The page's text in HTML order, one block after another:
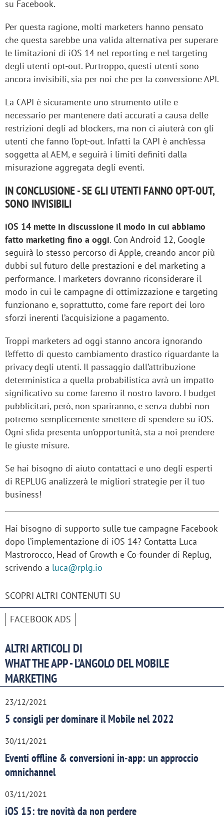
su Facebook.
Per questa ragione, molti marketers hanno pensato
che questa sarebbe una valida alternativa per superare
le limitazioni di iOS 14 nel reporting e nel targeting
degli utenti opt-out. Purtroppo, questi utenti sono
ancora invisibili, sia per noi che per la conversione API.
La CAPI è sicuramente uno strumento utile e
necessario per mantenere dati accurati a causa delle
restrizioni degli ad blockers, ma non ci aiuterà con gli
utenti che fanno l’opt-out. Infatti la CAPI è anch’essa
soggetta al AEM, e seguirà i limiti definiti dalla
misurazione aggregata degli eventi.
IN CONCLUSIONE - SE GLI UTENTI FANNO OPT-OUT,
SONO INVISIBILI
iOS 14 mette in discussione il modo in cui abbiamo
fatto marketing fino a oggi. Con Android 12, Google
seguirà lo stesso percorso di Apple, creando ancor più
dubbi sul futuro delle prestazioni e del marketing a
performance. I marketers dovranno riconsiderare il
modo in cui le campagne di ottimizzazione e targeting
funzionano e, soprattutto, come fare report dei loro
sforzi inerenti l’acquisizione a pagamento.
Troppi marketers ad oggi stanno ancora ignorando
l’effetto di questo cambiamento drastico riguardante la
privacy degli utenti. Il passaggio dall’attribuzione
deterministica a quella probabilistica avrà un impatto
significativo su come faremo il nostro lavoro. I budget
pubblicitari, però, non spariranno, e senza dubbi non
potremo semplicemente smettere di spendere su iOS.
Ogni sfida presenta un’opportunità, sta a noi prendere
le giuste misure.
Se hai bisogno di aiuto contattaci e uno degli esperti
di REPLUG analizzerà le migliori strategie per il tuo
business!
Hai bisogno di supporto sulle tue campagne Facebook
dopo l’implementazione di iOS 14? Contatta Luca
Mastrorocco, Head of Growth e Co-founder di Replug,
scrivendo a luca@rplg.io
SCOPRI ALTRI CONTENUTI SU
FACEBOOK ADS
ALTRI ARTICOLI DI
WHAT THE APP - L’ANGOLO DEL MOBILE
MARKETING
23/12/2021
5 consigli per dominare il Mobile nel 2022
30/11/2021
Eventi offline & conversioni in-app: un approccio
omnichannel
03/11/2021
iOS 15: tre novità da non perdere